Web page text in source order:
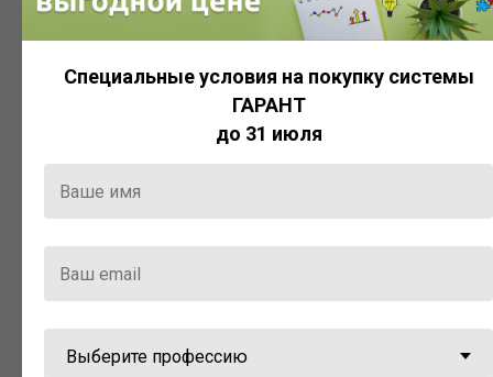
Компания «Гарант» стала
победителем премии «Время
Система
ГАРАНТ
Актуальная правовая информация
и инструменты для максимально
эффективной работы с ней.
Специальные условия на покупку системы
ГАРАНТ
до 31 июля